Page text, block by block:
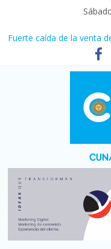
Fuerte caída de la venta
Central venció 1 a 0 al
La morosidad alcanzó su
afecta a 400 mil deudores
Desde que asumió Milei
denuncia crisis como en
Vacaciones de invierno
turístico: 4,6 millones de